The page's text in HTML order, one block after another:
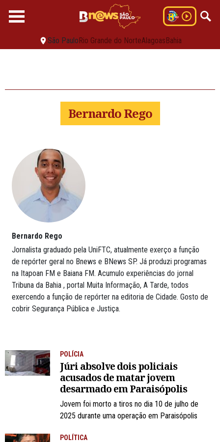
São PauloRio Grande do NorteAlagoasBahia
Bernardo Rego
Bernardo Rego
Jornalista graduado pela UniFTC, atualmente exerço a função
de repórter geral no Bnews e BNews SP. Já produzi programas
na Itapoan FM e Baiana FM. Acumulo experiências do jornal
Tribuna da Bahia , portal Muita Informação, A Tarde, todos
exercendo a função de repórter na editoria de Cidade. Gosto de
cobrir Segurança Pública e Justiça.
POLÍCIA
Júri absolve dois policiais
acusados de matar jovem
desarmado em Paraisópolis
Jovem foi morto a tiros no dia 10 de julho de
2025 durante uma operação em Paraisópolis
POLÍTICA